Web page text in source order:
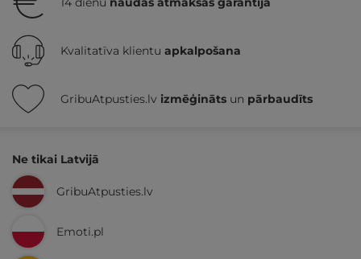
Kvalitatīva klientu apkalpošana
GribuAtpusties.lv izmēģināts un pārbaudīts
Ne tikai Latvijā
GribuAtpusties.lv
Emoti.pl